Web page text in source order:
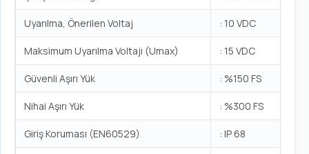
Uyarılma, Önerilen Voltaj : 10 VDC
Maksimum Uyarılma Voltajı (Umax) : 15 VDC
Güvenli Aşırı Yük : %150 FS
Nihai Aşırı Yük : %300 FS
Giriş Koruması (EN60529) : IP 68